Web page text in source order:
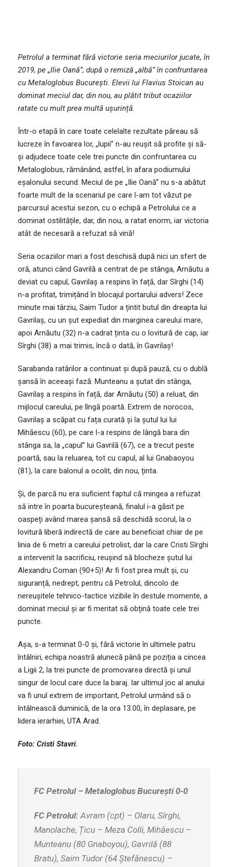
Petrolul a terminat fără victorie seria meciurilor jucate, în
2019, pe „Ilie Oană”, după o remiză „albă” în confruntarea
cu Metaloglobus București. Elevii lui Flavius Stoican au
dominat meciul dar, din nou, au plătit tribut ocaziilor
ratate cu mult prea multă ușurință.
Într-o etapă în care toate celelalte rezultate păreau să
lucreze în favoarea lor, „lupii” n-au reușit să profite și să-
și adjudece toate cele trei puncte din confruntarea cu
Metaloglobus, rămânând, astfel, în afara podiumului
eșalonului secund. Meciul de pe „Ilie Oană” nu s-a abătut
foarte mult de la scenariul pe care l-am tot văzut pe
parcursul acestui sezon, cu o echipă a Petrolului ce a
dominat ostilitățile, dar, din nou, a ratat enorm, iar victoria
atât de necesară a refuzat să vină!
Seria ocaziilor mari a fost deschisă după nici un sfert de
oră, atunci când Gavrilă a centrat de pe stânga, Arnăutu a
deviat cu capul, Gavrilaș a respins în față, dar Sîrghi (14)
n-a profitat, trimițând în blocajul portarului advers! Zece
minute mai târziu, Saim Tudor a țintit butul din dreapta lui
Gavrilaș, cu un șut expediat din marginea careului mare,
apoi Arnăutu (32) n-a cadrat ținta cu o lovitură de cap, iar
Sîrghi (38) a mai trimis, încă o dată, în Gavrilaș!
Sarabanda ratărilor a continuat și după pauză, cu o dublă
șansă în aceeași fază: Munteanu a șutat din stânga,
Gavrilaș a respins în față, dar Arnăutu (50) a reluat, din
mijlocul careului, pe lîngă poartă. Extrem de norocos,
Gavrilaș a scăpat cu fața curată și la șutul lui lui
Mihăescu (60), pe care l-a respins de lângă bara din
stânga sa, la „capul” lui Gavrilă (67), ce a trecut peste
poartă, sau la reluarea, tot cu capul, al lui Gnabaoyou
(81), la care balonul a ocolit, din nou, ținta.
Și, de parcă nu era suficient faptul că mingea a refuzat
să intre în poarta bucureșteană, finalul i-a găsit pe
oaspeți având marea șansă să deschidă scorul, la o
lovitură liberă indirectă de care au beneficiat chiar de pe
linia de 6 metri a careului petrolist, dar la care Cristi Sîrghi
a intervenit la sacrificiu, reușind să blocheze șutul lui
Alexandru Coman (90+5)! Ar fi fost prea mult și, cu
siguranță, nedrept, pentru că Petrolul, dincolo de
nereușitele tehnico-tactice vizibile în destule momente, a
dominat meciul și ar fi meritat să obțină toate cele trei
puncte.
Așa, s-a terminat 0-0 și, fără victorie în ultimele patru
întâlniri, echipa noastră alunecă până pe poziția a cincea
a Ligii 2, la trei puncte de promovarea directă și unul
singur de locul care duce la baraj. Iar ultimul joc al anului
va fi unul extrem de important, Petrolul urmând să o
întâlnească duminică, de la ora 13.00, în deplasare, pe
lidera ierarhiei, UTA Arad.
Foto: Cristi Stavri.
FC Petrolul – Metaloglobus București 0-0
FC Petrolul: Avram (cpt) – Olaru, Sîrghi,
Manolache, Țicu – Meza Colli, Mihăescu –
Munteanu (80 Gnaboyou), Gavrilă (88
Bratu), Saim Tudor (64 Ștefănescu) –